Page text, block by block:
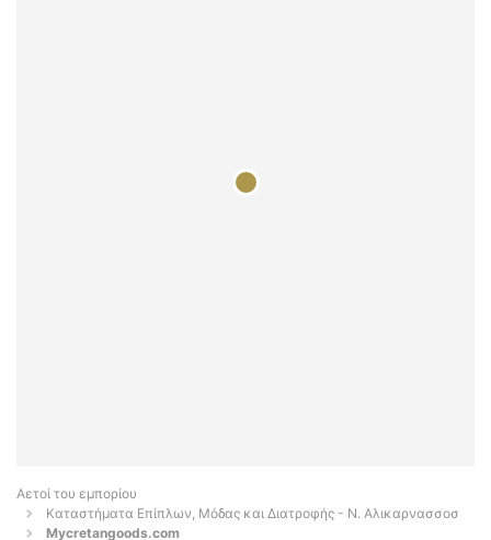
Αετοί του εμπορίου
Καταστήματα Επίπλων, Μόδας και Διατροφής - Ν. Αλικαρνασσοσ
Mycretangoods.com